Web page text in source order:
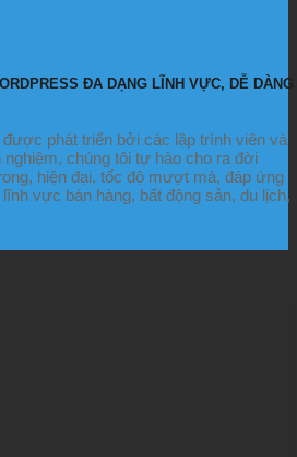
ĐA DẠNG LĨNH VỰC, DỄ DÀNG
phát triển bởi các lập trình viên và
chúng tôi tự hào cho ra đời
hiện đại, tốc độ mượt mà, đáp ứng
vực bán hàng, bất động sản, du lịch,